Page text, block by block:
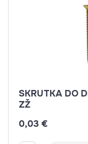
SKRUTKA DO DREVA
ZŽ
0,03 €